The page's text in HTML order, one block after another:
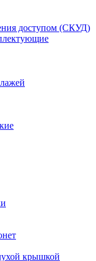
доступом (СКУД)
крышкой